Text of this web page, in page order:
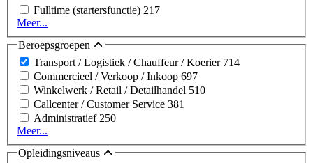
Fulltime (startersfunctie) 217
Meer...
Beroepsgroepen
Transport / Logistiek / Chauffeur / Koerier 714
Commercieel / Verkoop / Inkoop 697
Winkelwerk / Retail / Detailhandel 510
Callcenter / Customer Service 381
Administratief 250
Meer...
Opleidingsniveaus